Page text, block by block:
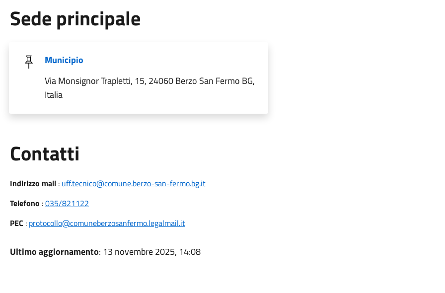
Sede principale
Municipio
Via Monsignor Trapletti, 15, 24060 Berzo San Fermo BG,
Italia
Contatti
Indirizzo mail: uff.tecnico@comune.berzo-san-fermo.bg.it
Telefono :035/821122
PEC : protocollo@comuneberzosanfermo.legalmail.it
Ultimo aggiornamento: 13 novembre 2025, 14:08